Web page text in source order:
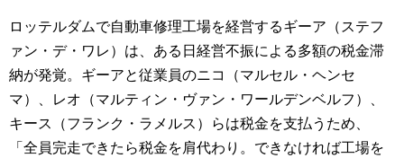
ロッテルダムで自動車修理工場を経営するギーア（ステフ
ァン・デ・ワレ）は、ある日経営不振による多額の税金滞
納が発覚。ギーアと従業員のニコ（マルセル・ヘンセ
マ）、レオ（マルティン・ヴァン・ワールデンベルフ）、
キース（フランク・ラメルス）らは税金を支払うため、
「全員完走できたら税金を肩代わり。できなければ工場を